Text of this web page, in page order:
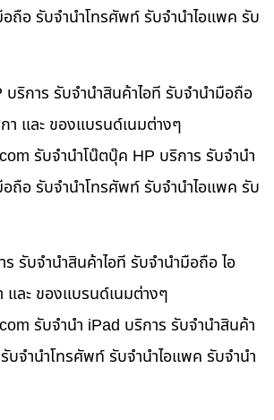
ถือ รับจำนำโทรศัพท์ รับจำนำไอแพค รับ
ริการ รับจำนำสินค้าไอที รับจำนำมือถือ
า และ ของแบรนด์เนมต่างๆ
รับจำนำโน๊ตบุ๊ค HP บริการ รับจำนำ
ถือ รับจำนำโทรศัพท์ รับจำนำไอแพค รับ
รับจำนำสินค้าไอที รับจำนำมือถือ ไอ
และ ของแบรนด์เนมต่างๆ
รับจำนำ iPad บริการ รับจำนำสินค้า
บจำนำโทรศัพท์ รับจำนำไอแพค รับจำนำ